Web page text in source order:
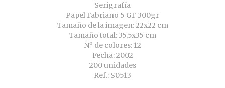
Serigrafía
Papel Fabriano 5 GF 300gr
Tamaño de la imagen: 22x22 cm
Tamaño total: 35,5x35 cm
Nº de colores: 12
Fecha: 2002
200 unidades
Ref.: S0513